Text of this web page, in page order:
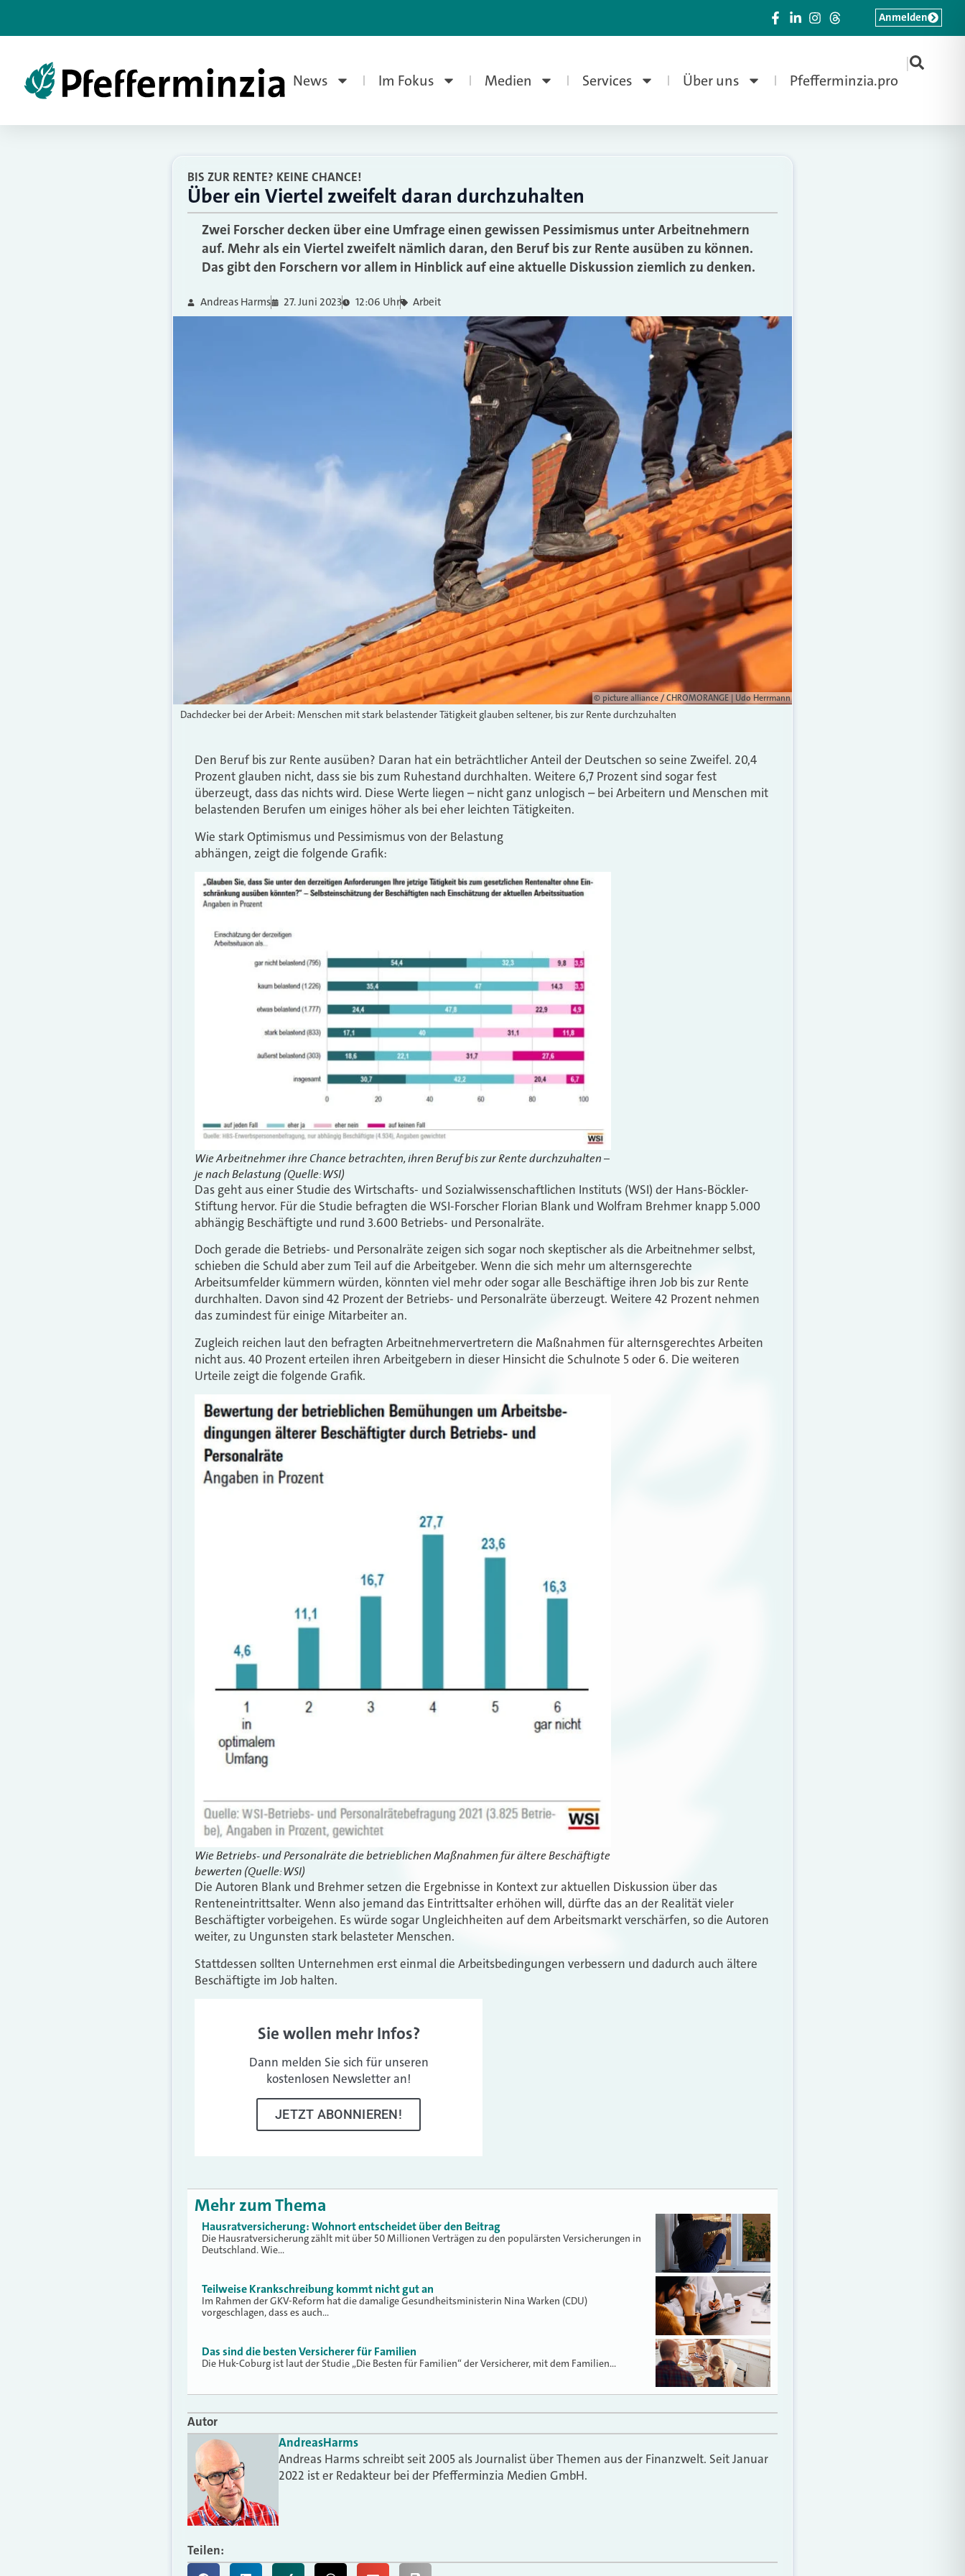
News Im Fokus Medien Services Über uns Pfefferminzia.pro
|
Anmelden
BIS ZUR RENTE? KEINE CHANCE!
Über ein Viertel zweifelt daran durchzuhalten
Zwei Forscher decken über eine Umfrage einen gewissen Pessimismus unter Arbeitnehmern
auf. Mehr als ein Viertel zweifelt nämlich daran, den Beruf bis zur Rente ausüben zu können.
Das gibt den Forschern vor allem in Hinblick auf eine aktuelle Diskussion ziemlich zu denken.
Andreas Harms 27. Juni 2023 12:06 Uhr Arbeit
© picture alliance / CHROMORANGE | Udo Herrmann
Dachdecker bei der Arbeit: Menschen mit stark belastender Tätigkeit glauben seltener, bis zur Rente durchzuhalten
Den Beruf bis zur Rente ausüben? Daran hat ein beträchtlicher Anteil der Deutschen so seine Zweifel. 20,4
Prozent glauben nicht, dass sie bis zum Ruhestand durchhalten. Weitere 6,7 Prozent sind sogar fest
überzeugt, dass das nichts wird. Diese Werte liegen – nicht ganz unlogisch – bei Arbeitern und Menschen mit
belastenden Berufen um einiges höher als bei eher leichten Tätigkeiten.
Wie stark Optimismus und Pessimismus von der Belastung
abhängen, zeigt die folgende Grafik:
Wie Arbeitnehmer ihre Chance betrachten, ihren Beruf bis zur Rente durchzuhalten –
je nach Belastung (Quelle: WSI)
Das geht aus einer Studie des Wirtschafts- und Sozialwissenschaftlichen Instituts (WSI) der Hans-Böckler-
Stiftung hervor. Für die Studie befragten die WSI-Forscher Florian Blank und Wolfram Brehmer knapp 5.000
abhängig Beschäftigte und rund 3.600 Betriebs- und Personalräte.
Doch gerade die Betriebs- und Personalräte zeigen sich sogar noch skeptischer als die Arbeitnehmer selbst,
schieben die Schuld aber zum Teil auf die Arbeitgeber. Wenn die sich mehr um alternsgerechte
Arbeitsumfelder kümmern würden, könnten viel mehr oder sogar alle Beschäftige ihren Job bis zur Rente
durchhalten. Davon sind 42 Prozent der Betriebs- und Personalräte überzeugt. Weitere 42 Prozent nehmen
das zumindest für einige Mitarbeiter an.
Zugleich reichen laut den befragten Arbeitnehmervertretern die Maßnahmen für alternsgerechtes Arbeiten
nicht aus. 40 Prozent erteilen ihren Arbeitgebern in dieser Hinsicht die Schulnote 5 oder 6. Die weiteren
Urteile zeigt die folgende Grafik.
Wie Betriebs- und Personalräte die betrieblichen Maßnahmen für ältere Beschäftigte
bewerten (Quelle: WSI)
Die Autoren Blank und Brehmer setzen die Ergebnisse in Kontext zur aktuellen Diskussion über das
Renteneintrittsalter. Wenn also jemand das Eintrittsalter erhöhen will, dürfte das an der Realität vieler
Beschäftigter vorbeigehen. Es würde sogar Ungleichheiten auf dem Arbeitsmarkt verschärfen, so die Autoren
weiter, zu Ungunsten stark belasteter Menschen.
Stattdessen sollten Unternehmen erst einmal die Arbeitsbedingungen verbessern und dadurch auch ältere
Beschäftigte im Job halten.
Sie wollen mehr Infos?
Dann melden Sie sich für unseren
kostenlosen Newsletter an!
JETZT ABONNIEREN!
Mehr zum Thema
Hausratversicherung: Wohnort entscheidet über den Beitrag
Die Hausratversicherung zählt mit über 50 Millionen Verträgen zu den populärsten Versicherungen in
Deutschland. Wie…
Teilweise Krankschreibung kommt nicht gut an
Im Rahmen der GKV-Reform hat die damalige Gesundheitsministerin Nina Warken (CDU)
vorgeschlagen, dass es auch…
Das sind die besten Versicherer für Familien
Die Huk-Coburg ist laut der Studie „Die Besten für Familien“ der Versicherer, mit dem Familien…
Autor
AndreasHarms
Andreas Harms schreibt seit 2005 als Journalist über Themen aus der Finanzwelt. Seit Januar
2022 ist er Redakteur bei der Pfefferminzia Medien GmbH.
Teilen: